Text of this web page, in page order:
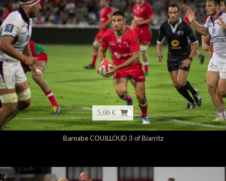
5,00 €
Barnabe COUILLOUD 3 of Biarritz